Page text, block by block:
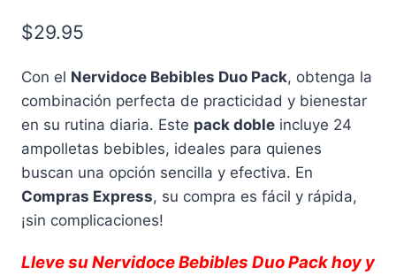
$29.95
Con el Nervidoce Bebibles Duo Pack, obtenga la
combinación perfecta de practicidad y bienestar
en su rutina diaria. Este pack doble incluye 24
ampolletas bebibles, ideales para quienes
buscan una opción sencilla y efectiva. En
Compras Express, su compra es fácil y rápida,
¡sin complicaciones!
Lleve suNervidoce Bebibles Duo Packhoy y